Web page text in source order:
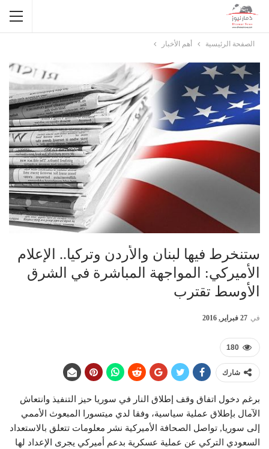
الصفحة الرئيسية أهم الأخبار
ستنخرط فيها لبنان والأردن وتركيا.. الإعلام
الأميركي: المواجهة المباشرة في الشرق
الأوسط تقترب
في 27 فبراير, 2016
180
شارك
برغم دخول اتفاق وقف إطلاق النار في سوريا حيز التنفيذ وانتعاش
الآمال بإطلاق عملية سياسية، وفقا لدي ميتسورا المبعوث الأممي
إلى سوريا, تواصل الصحافة الأميركية نشر معلومات تتعلق بالاستعداد
السعودي التركي عن عملية عسكرية بدعم أميركي يجرى الإعداد لها